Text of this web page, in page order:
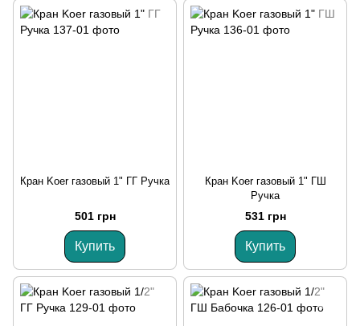
Кран Koer газовый 1" ГГ Ручка
501 грн
Купить
Кран Koer газовый 1" ГШ
Ручка
531 грн
Купить